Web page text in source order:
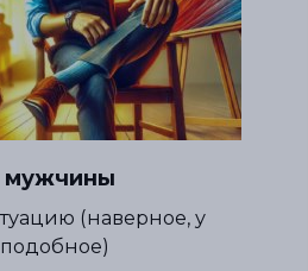
мужчины
(наверное, у
подобное)